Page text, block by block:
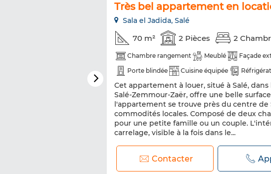
Très bel appartement en
Sala el Jadida, Salé
70 m² 2 Pièces 2
Chambre rangement Meublé Façade
Porte blindée
Cuisine équipée
Cet appartement à louer, situé à Salé,
Salé-Zemmour-Zaër, offre une belle
l'appartement se trouve près du centre de
commodités locales. Composé de deux
pour une petite famille ou un couple.
carrelage, visible à la fois dans le...
Contacter